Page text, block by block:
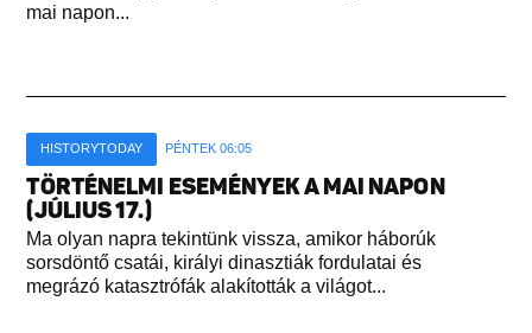
mai napon...
HISTORYTODAY PÉNTEK 06:05
TÖRTÉNELMI ESEMÉNYEK A MAI NAPON
(JÚLIUS 17.)
Ma olyan napra tekintünk vissza, amikor háborúk
sorsdöntő csatái, királyi dinasztiák fordulatai és
megrázó katasztrófák alakították a világot...